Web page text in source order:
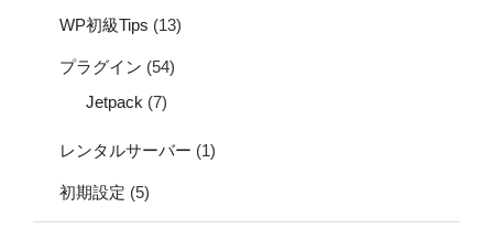
WP初級Tips (13)
プラグイン (54)
Jetpack (7)
レンタルサーバー (1)
初期設定 (5)